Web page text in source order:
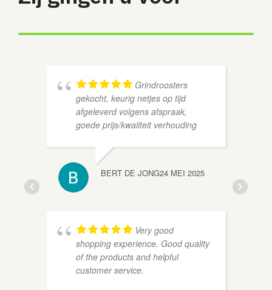
Grindroosters
gekocht, keurig netjes op tijd
afgeleverd volgens afspraak,
goede prijs/kwaliteit verhouding
BERT DE JONG24 MEI 2025
Very good
shopping experience. Good quality
of the products and helpful
customer service.